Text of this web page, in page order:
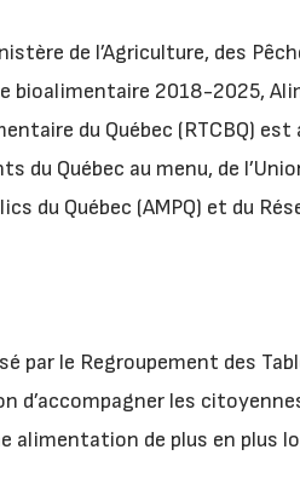
de l’Agriculture, des
bioalimentaire 2018-2025,
du Québec (RTCBQ)
du Québec au menu, de
du Québec (AMPQ) et du
par le Regroupement des
d’accompagner les
alimentation de plus en plus